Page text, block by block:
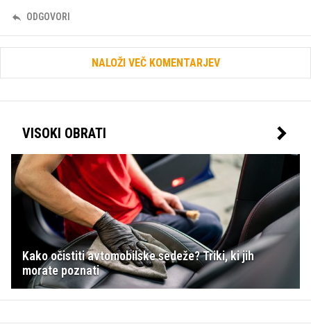
ODGOVORI
NALOŽI VEČ KOMENTARJEV
VISOKI OBRATI
Kako očistiti avtomobilske sedeže? Triki, ki jih
morate poznati